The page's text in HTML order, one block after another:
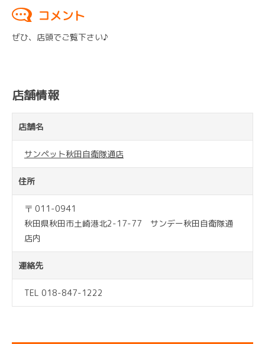
コメント
ぜひ、店頭でご覧下さい♪
店舗情報
店舗名
サンペット秋田自衛隊通店
住所
〒 011-0941
秋田県秋田市土崎港北2-17-77 サンデー秋田自衛隊通
店内
連絡先
TEL 018-847-1222